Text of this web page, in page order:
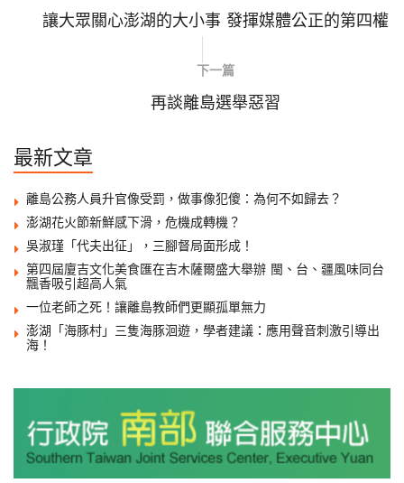
讓大眾關心澎湖的大小事 發揮媒體公正的第四權
下一篇
再談離島選舉惡習
最新文章
離島公務人員升官像受罰，做事像犯傻：為何不如歸去？
澎湖花火節新鮮感下滑，危機成轉機？
吳淑瑾「代夫出征」，三腳督局面形成！
第四屆廈吉文化美食匯在吉木薩爾盛大舉辦 閩、台、疆風味同台
飄香吸引超高人氣
一位老師之死！讓離島教師們更顯孤單無力
澎湖「海豚村」三隻海豚洄遊，學者建議：應用聲音刺激引導出
海！